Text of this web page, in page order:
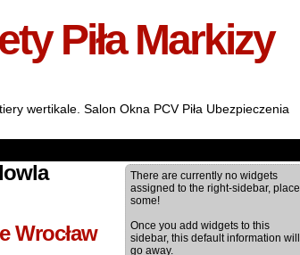
Piła Markizy
wertikale. Salon Okna PCV Piła Ubezpieczenia
Wrocław
There are currently no widgets
assigned to the right-sidebar, place
some!
Once you add widgets to this
sidebar, this default information will
go away.